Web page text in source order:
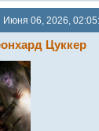
Июня 06, 2026,
Цуккер